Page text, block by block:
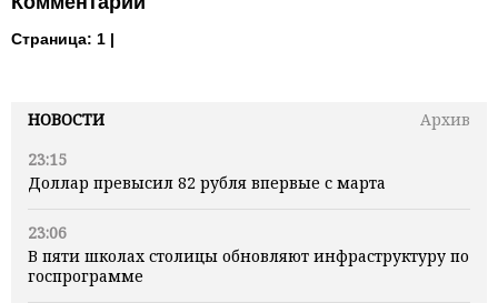
НОВОСТИ
Архив
23:15
Доллар превысил 82 рубля впервые с марта
23:06
В пяти школах столицы обновляют инфраструктуру по
госпрограмме
Страница: 1 |